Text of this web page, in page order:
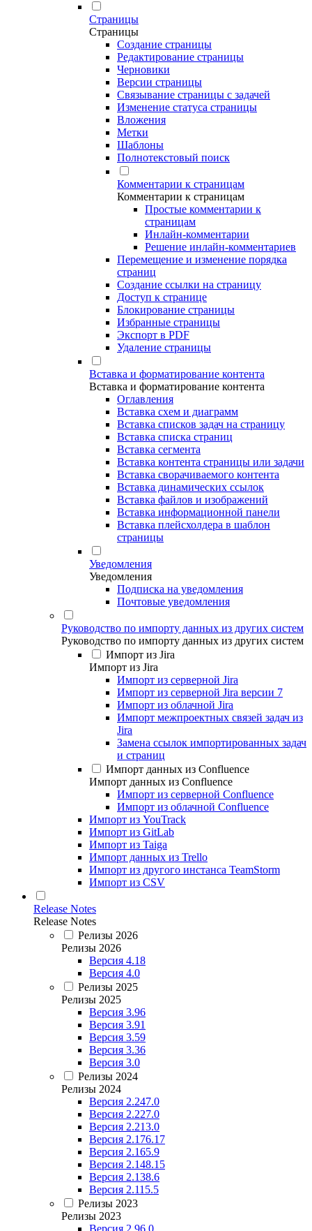
Страницы
Страницы
Создание страницы
Редактирование страницы
Черновики
Версии страницы
Связывание страницы с задачей
Изменение статуса страницы
Вложения
Метки
Шаблоны
Полнотекстовый поиск
Комментарии к страницам
Комментарии к страницам
Простые комментарии к
страницам
Инлайн-комментарии
Решение инлайн-комментариев
Перемещение и изменение порядка
страниц
Создание ссылки на страницу
Доступ к странице
Блокирование страницы
Избранные страницы
Экспорт в PDF
Удаление страницы
Вставка и форматирование контента
Вставка и форматирование контента
Оглавления
Вставка схем и диаграмм
Вставка списков задач на страницу
Вставка списка страниц
Вставка сегмента
Вставка контента страницы или задачи
Вставка сворачиваемого контента
Вставка динамических ссылок
Вставка файлов и изображений
Вставка информационной панели
Вставка плейсхолдера в шаблон
страницы
Уведомления
Уведомления
Подписка на уведомления
Почтовые уведомления
Руководство по импорту данных из других систем
Руководство по импорту данных из других систем
Импорт из Jira
Импорт из Jira
Импорт из серверной Jira
Импорт из серверной Jira версии 7
Импорт из облачной Jira
Импорт межпроектных связей задач из
Jira
Замена ссылок импортированных задач
и страниц
Импорт данных из Confluence
Импорт данных из Confluence
Импорт из серверной Confluence
Импорт из облачной Confluence
Импорт из YouTrack
Импорт из GitLab
Импорт из Taiga
Импорт данных из Trello
Импорт из другого инстанса TeamStorm
Импорт из CSV
Release Notes
Release Notes
Релизы 2026
Релизы 2026
Версия 4.18
Версия 4.0
Релизы 2025
Релизы 2025
Версия 3.96
Версия 3.91
Версия 3.59
Версия 3.36
Версия 3.0
Релизы 2024
Релизы 2024
Версия 2.247.0
Версия 2.227.0
Версия 2.213.0
Версия 2.176.17
Версия 2.165.9
Версия 2.148.15
Версия 2.138.6
Версия 2.115.5
Релизы 2023
Релизы 2023